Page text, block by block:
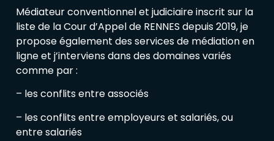
Médiateur conventionnel et judiciaire inscrit sur la
liste de la Cour d’Appel de RENNES depuis 2019, je
propose également des services de médiation en
ligne et j’interviens dans des domaines variés
comme par :
– les conflits entre associés
– les conflits entre employeurs et salariés, ou
entre salariés